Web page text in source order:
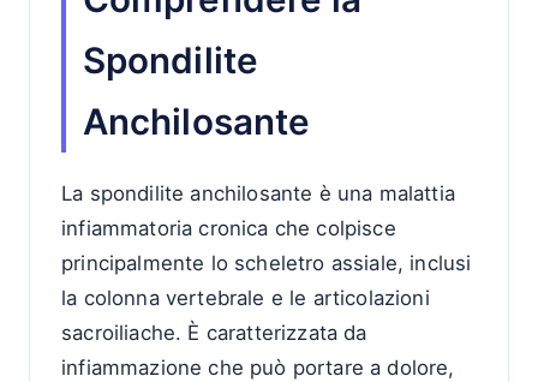
Spondilite
Anchilosante
La spondilite anchilosante è una malattia
infiammatoria cronica che colpisce
principalmente lo scheletro assiale, inclusi
la colonna vertebrale e le articolazioni
sacroiliache. È caratterizzata da
infiammazione che può portare a dolore,